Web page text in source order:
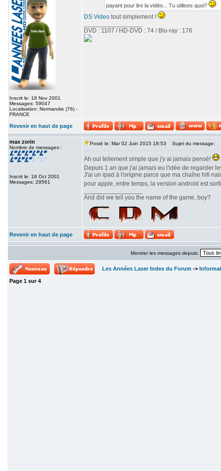
Inscrit le: 18 Nov 2001
Messages: 59047
Localisation: Normandie (76) -
FRANCE
payant pour lire la vidéo... Tu utilises quoi?
DS Video tout simplement !
DVD : 1107 / HD-DVD : 74 / Blu-ray : 176
Revenir en haut de page
max zorin
Nombre de messages :
Inscrit le: 18 Oct 2001
Messages: 29561
Posté le: Mar 02 Juin 2015 18:53 Sujet du message:
Ah oui tellement simple que j'y ai jamais pensé!
Depuis 1 an que j'ai jamais eu l'idée de regarder
J'ai un ipad à l'origine parce que ma chaîne hifi
pour apple, entre temps, la version android est
And did we tell you the name of the game, boy?
Revenir en haut de page
Montrer les messages depuis:
Les Années Laser Index du Forum ->
Page 1 sur4